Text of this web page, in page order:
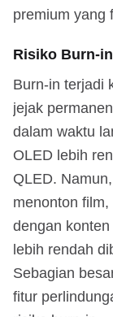
premium yang
Risiko Burn-
Burn-in terjadi
jejak
dalam waktu
OLED lebih
QLED.
menonton
dengan
lebih rendah
Sebagian
fitur